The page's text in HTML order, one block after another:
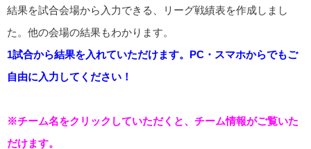
結果を試合会場から入力できる、リーグ戦績表を作成しまし
た。他の会場の結果もわかります。
1試合から結果を入れていただけます。PC・スマホからでもご
自由に入力してください！
※チーム名をクリックしていただくと、チーム情報がご覧いた
だけます。